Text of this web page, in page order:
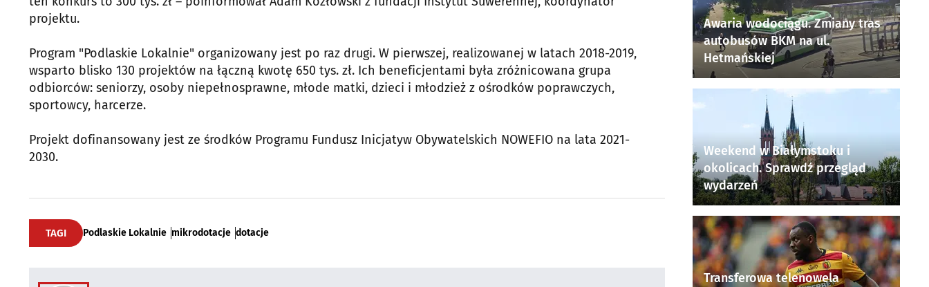
projektu.
Program "Podlaskie Lokalnie" organizowany jest po raz drugi. W pierwszej, realizowanej w latach 2018-2019,
wsparto blisko 130 projektów na łączną kwotę 650 tys. zł. Ich beneficjentami była zróżnicowana grupa
odbiorców: seniorzy, osoby niepełnosprawne, młode matki, dzieci i młodzież z ośrodków poprawczych,
sportowcy, harcerze.
Projekt dofinansowany jest ze środków Programu Fundusz Inicjatyw Obywatelskich NOWEFIO na lata 2021-
2030.
TAGI Podlaskie Lokalnie mikrodotacje dotacje
Awaria wodociągu. Zmiany tras
autobusów BKM na ul.
Hetmańskiej
Weekend w Białymstoku i
okolicach. Sprawdź przegląd
wydarzeń
Transferowa telenowela